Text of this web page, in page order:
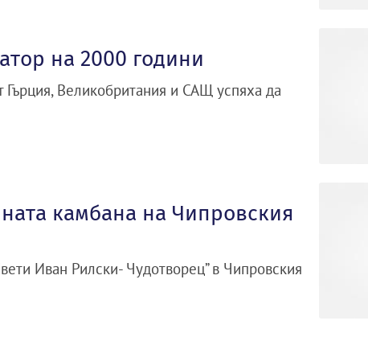
на 2000 години
Великобритания и САЩ успяха да
камбана на Чипровския
Иван Рилски- Чудотворец” в Чипровския